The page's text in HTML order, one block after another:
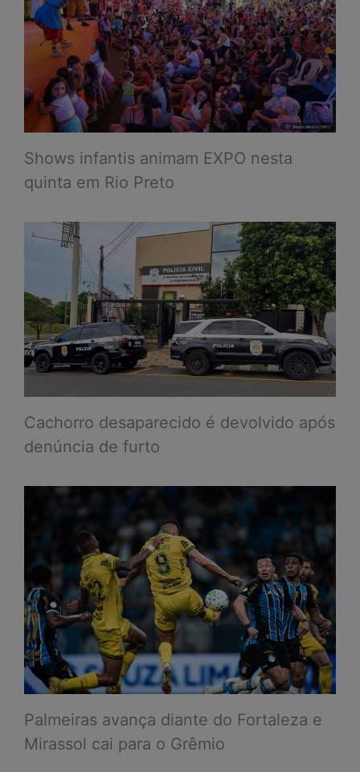
Shows infantis animam EXPO nesta
quinta em Rio Preto
Cachorro desaparecido é devolvido após
denúncia de furto
Palmeiras avança diante do Fortaleza e
Mirassol cai para o Grêmio